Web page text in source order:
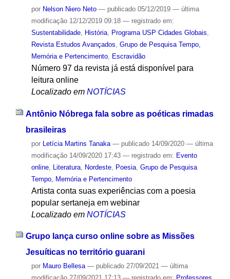
por Nelson Niero Neto — publicado05/12/2019 — última
modificação12/12/2019 09:18 — registrado em:
Sustentabilidade, História, Programa USP Cidades Globais
Revista Estudos Avançados Grupo de Pesquisa Tempo,
Memória e Pertencimento, Escravidão
Número 97 da revista já está disponível para
leitura online
Localizado em NOTÍCIAS
Antônio Nóbrega fala sobre as poéticas rimadas
brasileiras
por Letícia Martins Tanaka — publicado14/09/2020 — última
modificação14/09/2020 17:43 — registrado em: Evento
online, Literatura, Nordeste, Poesia, Grupo de Pesquisa
Tempo, Memória e Pertencimento
Artista conta suas experiências com a poesia
popular sertaneja em webinar
Localizado em NOTÍCIAS
Grupo lança curso online sobre as Missões
Jesuíticas no território guarani
por Mauro Bellesa — publicado27/09/2021 — última